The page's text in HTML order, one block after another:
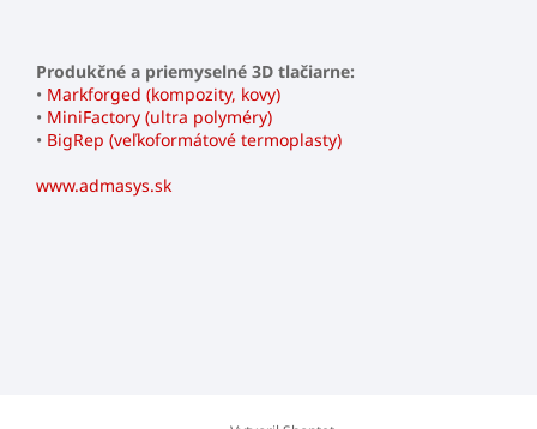
Produkčné a priemyselné 3D tlačiarne:
• Markforged (kompozity, kovy)
• MiniFactory (ultra polyméry)
• BigRep (veľkoformátové termoplasty)
www.admasys.sk